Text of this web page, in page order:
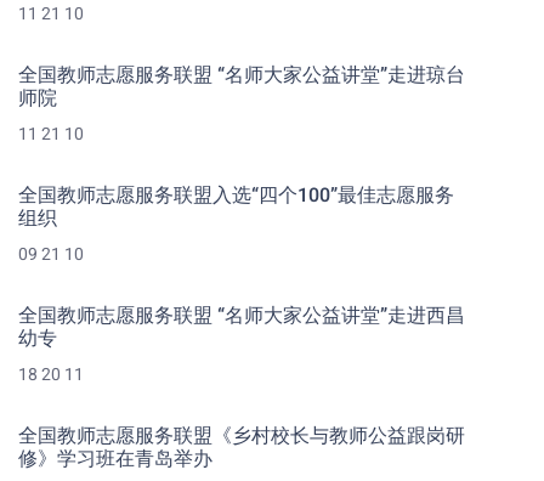
11 21 10
全国教师志愿服务联盟 “名师大家公益讲堂”走进琼台
师院
11 21 10
全国教师志愿服务联盟入选“四个100”最佳志愿服务
组织
09 21 10
全国教师志愿服务联盟 “名师大家公益讲堂”走进西昌
幼专
18 20 11
全国教师志愿服务联盟《乡村校长与教师公益跟岗研
修》学习班在青岛举办